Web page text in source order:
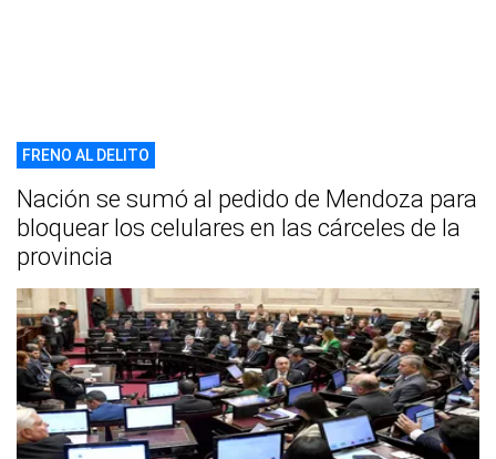
FRENO AL DELITO
Nación se sumó al pedido de Mendoza para
bloquear los celulares en las cárceles de la
provincia